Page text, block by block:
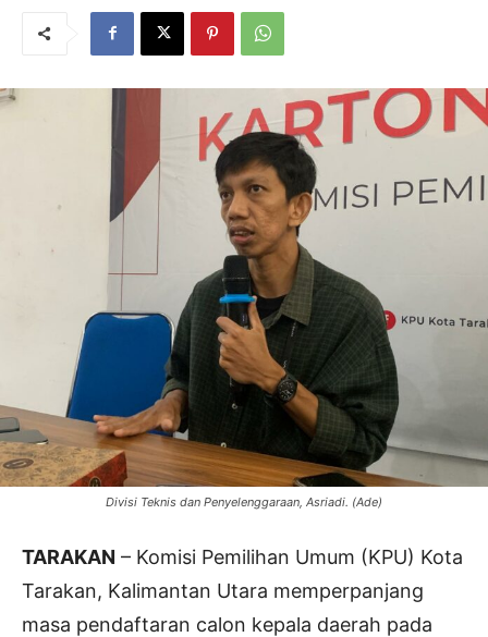
Divisi Teknis dan Penyelenggaraan, Asriadi. (Ade)
TARAKAN – Komisi Pemilihan Umum (KPU) Kota
Tarakan, Kalimantan Utara memperpanjang
masa pendaftaran calon kepala daerah pada